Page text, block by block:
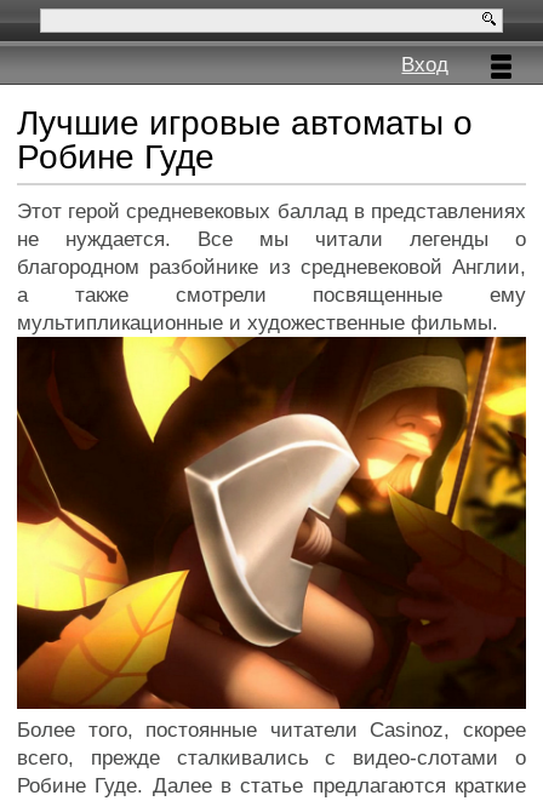
Вход
Лучшие игровые автоматы о
Робине Гуде
Этот герой средневековых баллад в представлениях
не нуждается. Все мы читали легенды о
благородном разбойнике из средневековой Англии,
а также смотрели посвященные ему
мультипликационные и художественные фильмы.
Более того, постоянные читатели Casinoz, скорее
всего, прежде сталкивались с видео-слотами о
Робине Гуде. Далее в статье предлагаются краткие